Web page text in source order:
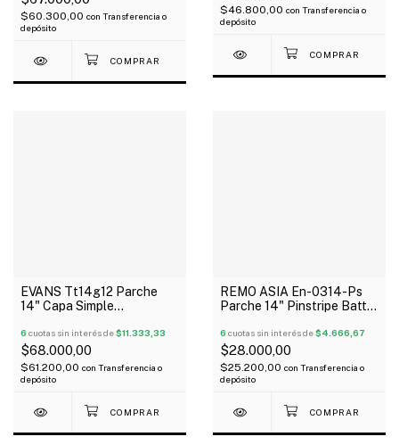
$60.300,00 con Transferencia o
depósito
$46.800,00 con Transferencia o
depósito
EVANS Tt14g12 Parche
14" Capa Simple
6 cuotas sin interés de$11.333,33
$68.000,00
$61.200,00 con Transferencia o
depósito
REMO ASIA En-0314-Ps
Parche 14" Pinstripe Batter
6 cuotas sin interés de$4.666,67
$28.000,00
$25.200,00 con Transferencia o
depósito